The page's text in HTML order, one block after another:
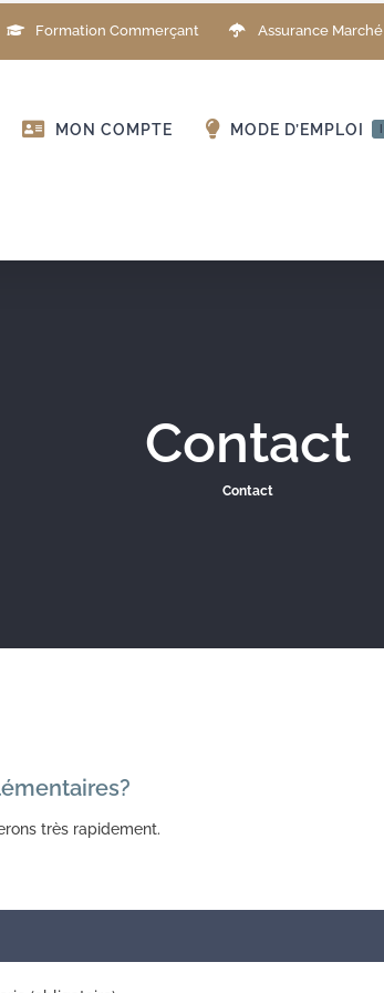
Formation Commerçant Assurance Marché
MON COMPTE MODE D’EMPLOI
Contact
Contact
très rapidement.